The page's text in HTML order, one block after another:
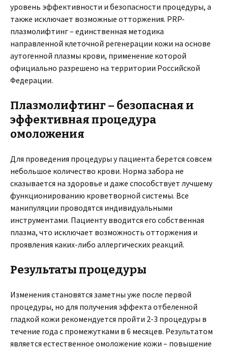
уровень эффективности и безопасности процедуры, а
также исключает возможные отторжения. PRP-
плазмолифтинг – единственная методика
направленной клеточной регенерации кожи на основе
аутогенной плазмы крови, применение которой
официально разрешено на территории Российской
Федерации.
Плазмолифтинг – безопасная и
эффективная процедура
омоложения
Для проведения процедуры у пациента берется совсем
небольшое количество крови. Норма забора не
сказывается на здоровье и даже способствует лучшему
функционированию кроветворной системы. Все
манипуляции проводятся индивидуальными
инструментами. Пациенту вводится его собственная
плазма, что исключает возможность отторжения и
проявления каких-либо аллергических реакций.
Результаты процедуры
Изменения становятся заметны уже после первой
процедуры, но для получения эффекта отбеленной
гладкой кожи рекомендуется пройти 2-3 процедуры в
течение года с промежутками в 6 месяцев. Результатом
является естественное омоложение кожи – повышение